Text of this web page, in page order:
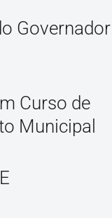
Governador
Curso de
Municipal